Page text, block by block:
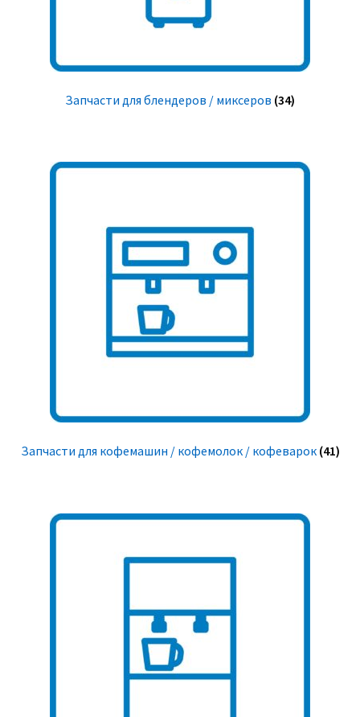
Запчасти для блендеров / миксеров (34)
Запчасти для кофемашин / кофемолок / кофеварок (41)